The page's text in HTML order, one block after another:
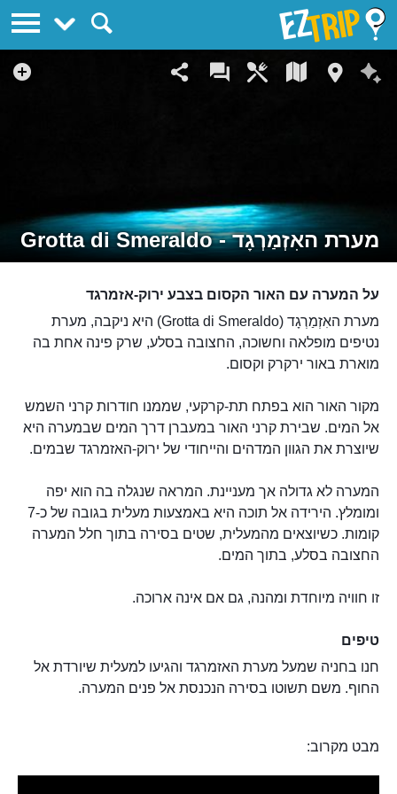
מערת האִזְמַרְגָד - Grotta di Smeraldo
על המערה עם האור הקסום בצבע ירוק-אזמרגד
מערת האִזְמַרְגָד (Grotta di Smeraldo) היא ניקבה, מערת
נטיפים מופלאה וחשוכה, החצובה בסלע, שרק פינה אחת בה
מוארת באור ירקרק וקסום.
מקור האור הוא בפתח תת-קרקעי, שממנו חודרות קרני השמש
אל המים. שבירת קרני האור במעברן דרך המים שבמערה היא
שיוצרת את הגוון המדהים והייחודי של ירוק-האזמרגד שבמים.
המערה לא גדולה אך מעניינת. המראה שנגלה בה הוא יפה
ומומלץ. הירידה אל תוכה היא באמצעות מעלית בגובה של כ-7
קומות. כשיוצאים מהמעלית, שטים בסירה בתוך חלל המערה
החצובה בסלע, בתוך המים.
זו חוויה מיוחדת ומהנה, גם אם אינה ארוכה.
טיפים
חנו בחניה שמעל מערת האזמרגד והגיעו למעלית שיורדת אל
החוף. משם תשוטו בסירה הנכנסת אל פנים המערה.
מבט מקרוב:
EZTrip